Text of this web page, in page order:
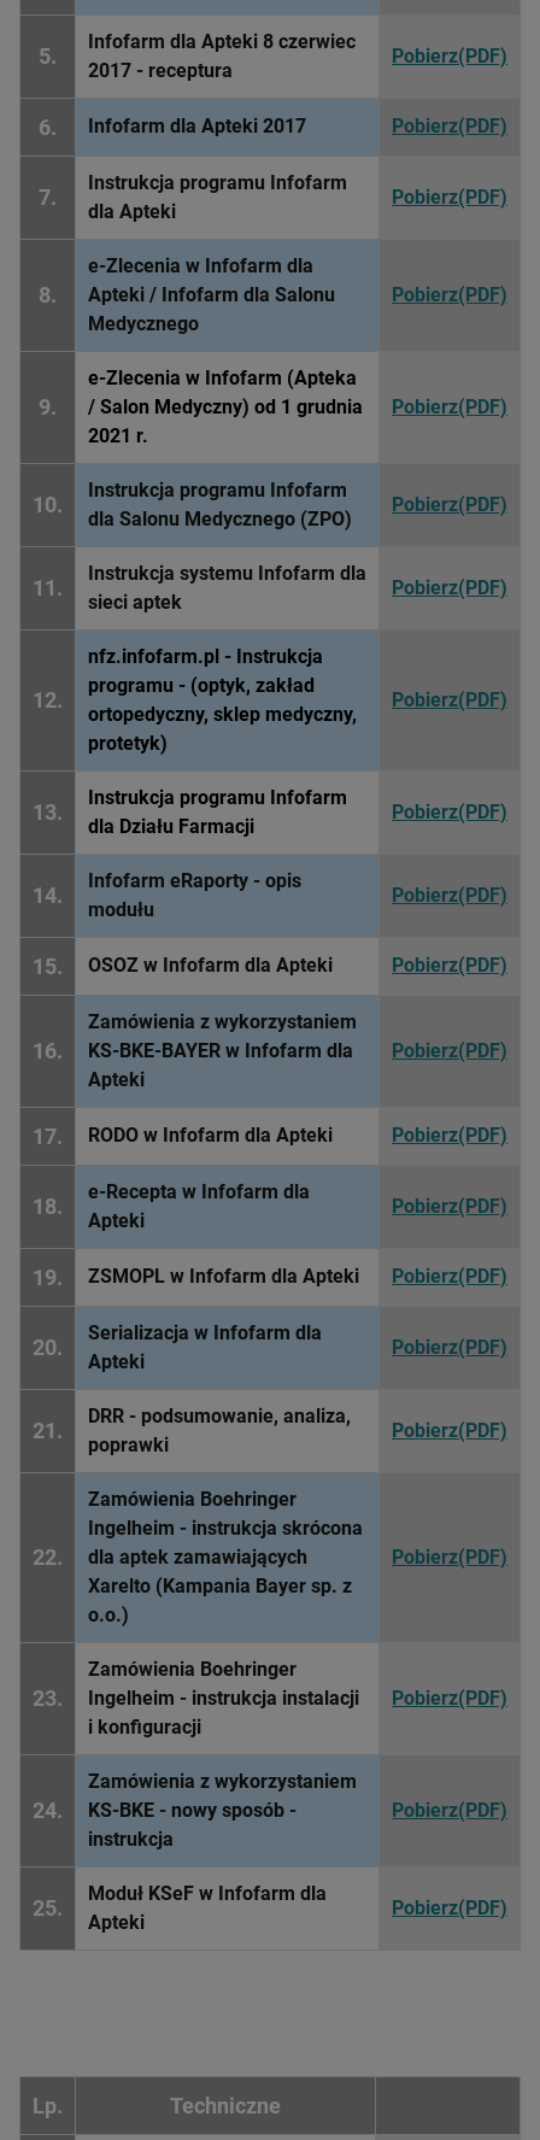
5.
Infofarm dla Apteki 8 czerwiec
2017 - receptura
Pobierz(PDF)
6. Infofarm dla Apteki 2017 Pobierz(PDF)
7.
Instrukcja programu Infofarm
dla Apteki
Pobierz(PDF)
8.
e-Zlecenia w Infofarm dla
Apteki / Infofarm dla Salonu
Medycznego
Pobierz(PDF)
9.
e-Zlecenia w Infofarm (Apteka
/ Salon Medyczny) od 1 grudnia
2021 r.
Pobierz(PDF)
10.
Instrukcja programu Infofarm
dla Salonu Medycznego (ZPO)
Pobierz(PDF)
11.
Instrukcja systemu Infofarm dla
sieci aptek
Pobierz(PDF)
12.
nfz.infofarm.pl - Instrukcja
programu - (optyk, zakład
ortopedyczny, sklep medyczny,
protetyk)
Pobierz(PDF)
13.
Instrukcja programu Infofarm
dla Działu Farmacji
Pobierz(PDF)
14.
Infofarm eRaporty - opis
modułu
Pobierz(PDF)
15. OSOZ w Infofarm dla Apteki Pobierz(PDF)
16.
Zamówienia z wykorzystaniem
KS-BKE-BAYER w Infofarm dla
Apteki
Pobierz(PDF)
17. RODO w Infofarm dla Apteki Pobierz(PDF)
18.
e-Recepta w Infofarm dla
Apteki
Pobierz(PDF)
19. ZSMOPL w Infofarm dla Apteki Pobierz(PDF)
20.
Serializacja w Infofarm dla
Apteki
Pobierz(PDF)
21.
DRR - podsumowanie, analiza,
poprawki
Pobierz(PDF)
22.
Zamówienia Boehringer
Ingelheim - instrukcja skrócona
dla aptek zamawiających
Xarelto (Kampania Bayer sp. z
o.o.)
Pobierz(PDF)
23.
Zamówienia Boehringer
Ingelheim - instrukcja instalacji
i konfiguracji
Pobierz(PDF)
24.
Zamówienia z wykorzystaniem
KS-BKE - nowy sposób -
instrukcja
Pobierz(PDF)
25.
Moduł KSeF w Infofarm dla
Apteki
Pobierz(PDF)
Lp. Techniczne